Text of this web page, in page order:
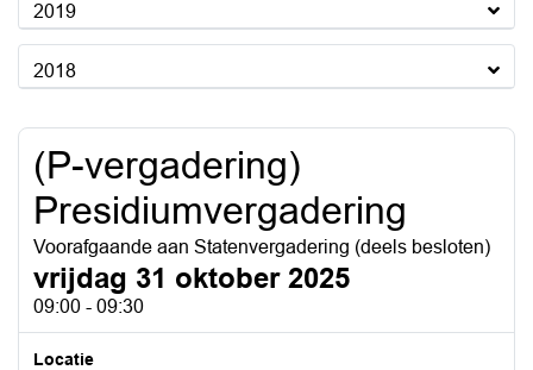
2019
2018
(P-vergadering)
Presidiumvergadering
Voorafgaande aan Statenvergadering (deels besloten)
vrijdag 31 oktober 2025
09:00 - 09:30
Locatie